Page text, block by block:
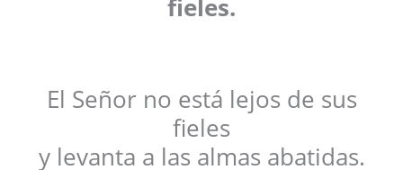
fieles.
El Señor no está lejos de sus
fieles
y levanta a las almas abatidas.